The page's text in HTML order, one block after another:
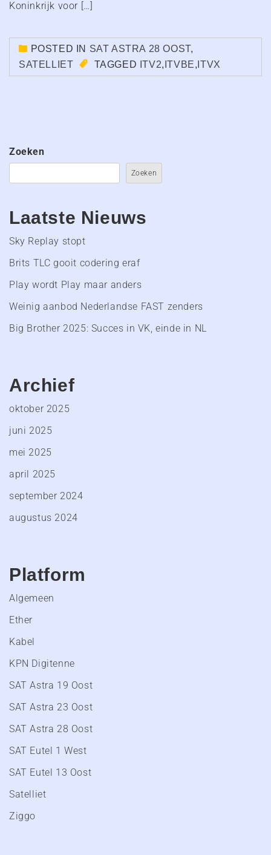
Koninkrijk voor […]
POSTED IN SAT ASTRA 28 OOST,
SATELLIET
TAGGED ITV2, ITVBE, ITVX
Zoeken
Zoeken
Laatste Nieuws
Sky Replay stopt
Brits TLC gooit codering eraf
Play wordt Play maar anders
Weinig aanbod Nederlandse FAST zenders
Big Brother 2025: Succes in VK, einde in NL
Archief
oktober 2025
juni 2025
mei 2025
april 2025
september 2024
augustus 2024
Platform
Algemeen
Ether
Kabel
KPN Digitenne
SAT Astra 19 Oost
SAT Astra 23 Oost
SAT Astra 28 Oost
SAT Eutel 1 West
SAT Eutel 13 Oost
Satelliet
Ziggo